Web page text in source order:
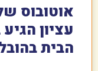
אוטובוס
עציון
הבית